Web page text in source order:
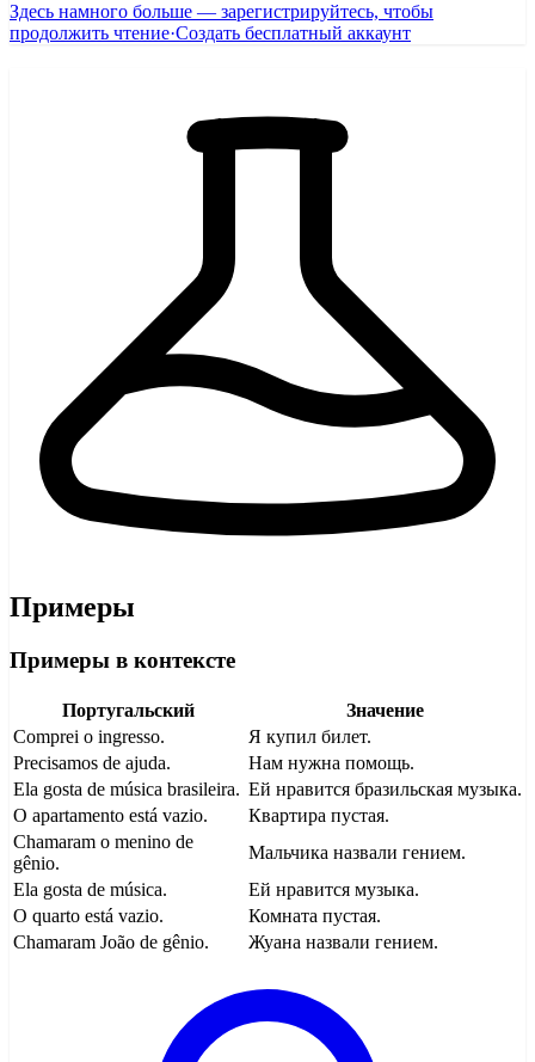
Здесь намного больше — зарегистрируйтесь, чтобы
продолжить чтение·Создать бесплатный аккаунт
Примеры
Примеры в контексте
Португальский
Значение
Comprei o ingresso.
Я купил билет.
Precisamos de ajuda.
Нам нужна помощь.
Ela gosta de música brasileira. Ей нравится бразильская музыка.
O apartamento está vazio.
Квартира пустая.
Chamaram o menino de
gênio.
Мальчика назвали гением.
Ela gosta de música.
Ей нравится музыка.
O quarto está vazio.
Комната пустая.
Chamaram João de gênio.
Жуана назвали гением.